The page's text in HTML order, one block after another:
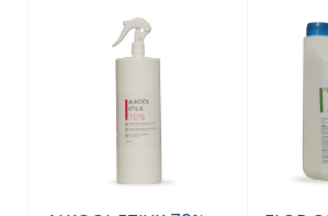
Farmaci Dite E Nate 10,
Farmaci Dite E Nate 13,
Farmaci Dite E Nate 14,
Farmaci Dite E Nate 15,